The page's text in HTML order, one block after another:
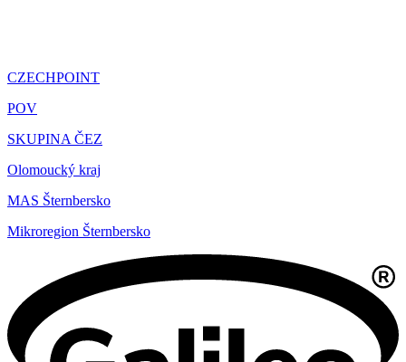
CZECHPOINT
POV
SKUPINA ČEZ
Olomoucký kraj
MAS Šternbersko
Mikroregion Šternbersko